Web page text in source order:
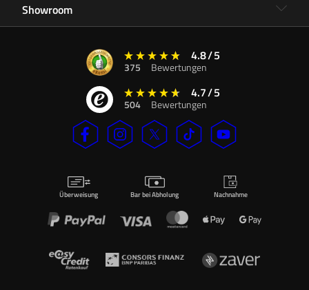
Showroom
4.8/5
375 Bewertungen
4.7/5
504 Bewertungen
Überweisung Bar bei Abholung Nachnahme